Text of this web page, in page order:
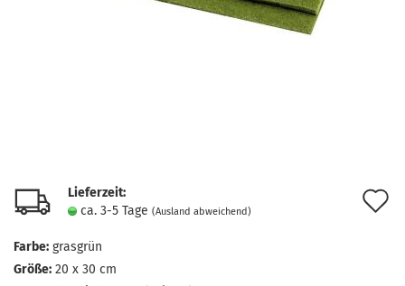
Lieferzeit:
ca. 3-5 Tage (Ausland abweichend)
Farbe: grasgrün
Größe: 20 x 30 cm